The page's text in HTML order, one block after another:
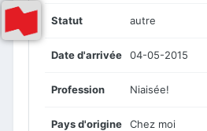
Statut autre
Date d'arrivée 04-05-2015
Profession Niaisée!
Pays d'origine Chez moi